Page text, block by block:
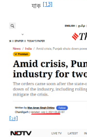
যাক [13]
[১৪]